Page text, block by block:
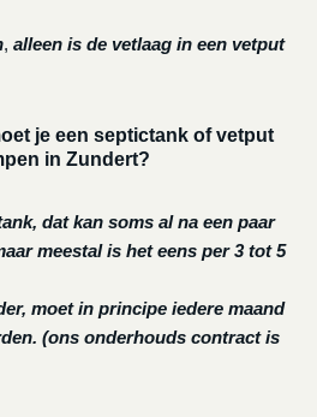
, alleen is de vetlaag in een vetput
je een septictank of vetput
in Zundert?
dat kan soms al na een paar
meestal is het eens per 3 tot 5
moet in principe iedere maand
(ons onderhouds contract is